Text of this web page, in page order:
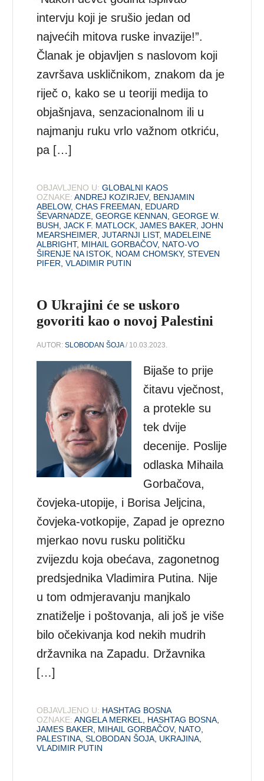
intervju koji je srušio jedan od
najvećih mitova ruske invazije!”.
Članak je objavljen s naslovom koji
završava uskličnikom, znakom da je
riječ o, kako se u teoriji medija to
objašnjava, senzacionalnom ili u
najmanju ruku vrlo važnom otkriću,
pa […]
OBJAVLJENO U: GLOBALNI KAOS
OZNAKE: ANDREJ KOZIRJEV, BENJAMIN
ABELOW,CHAS FREEMAN
EDUARD
ŠEVARNADZE ,GEORGE KENNAN ,GEORGE W.
BUSH ,JACK F. MATLOCK ,JAMES BAKER ,JOHN
MEARSHEIMER ,JUTARNJI LIST, MADELEINE
ALBRIGHT, MIHAIL GORBAČOV, NATO-VO
ŠIRENJE NA ISTOK NOAM CHOMSKY,STEVEN
PIFER ,VLADIMIR PUTIN
O Ukrajini će se uskoro
govoriti kao o novoj Palestini
AUTOR:SLOBODAN ŠOJA/ 10.03.2023.
Bijaše to prije
čitavu vječnost,
a protekle su
tek dvije
decenije. Poslije
odlaska Mihaila
Gorbačova,
čovjeka-utopije, i Borisa Jeljcina,
čovjeka-votkopije, Zapad je oprezno
mjerkao novu rusku političku
zvijezdu koja obećava, zagonetnog
predsjednika Vladimira Putina. Nije
u tom odmjeravanju manjkalo
znatiželje i poštovanja, ali još je više
bilo očekivanja kod nekih mudrih
državnika na Zapadu. Državnika
[…]
OBJAVLJENO U: HASHTAG BOSNA
OZNAKE: ANGELA MERKEL HASHTAG BOSNA
JAMES BAKER
MIHAIL GORBAČOV, NATO
PALESTINA ,SLOBODAN ŠOJA UKRAJINA
VLADIMIR PUTIN